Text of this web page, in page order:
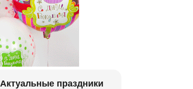
Актуальные праздники